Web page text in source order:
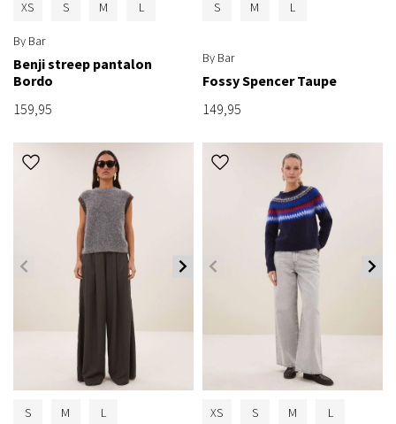
XS S M L
By Bar
Benji streep pantalon
Bordo
159,95
S M L
By Bar
Fossy Spencer Taupe
149,95
S M L XS S M L